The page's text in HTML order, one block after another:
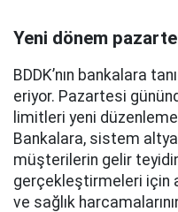
Yeni dönem
BDDK’nın bankalara
eriyor. Pazartesi
limitleri yeni
Bankalara, sistem
müşterilerin gelir
gerçekleştirmeleri için
ve sağlık